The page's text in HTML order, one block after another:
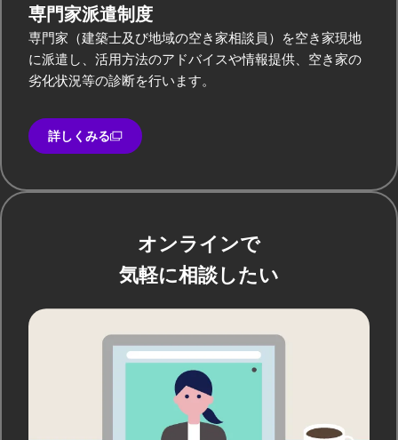
専門家派遣制度
専門家（建築士及び地域の空き家相談員）を空き家現地
に派遣し、活用方法のアドバイスや情報提供、空き家の
劣化状況等の診断を行います。
詳しくみる
オンラインで
気軽に相談したい